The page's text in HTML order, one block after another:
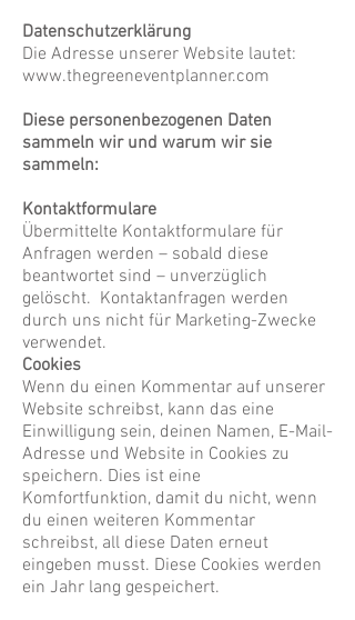
Datenschutzerklärung
Die Adresse unserer Website lautet:
www.thegreeneventplanner.com
Diese personenbezogenen Daten
sammeln wir und warum wir sie
sammeln:
Kontaktformulare
Übermittelte Kontaktformulare für
Anfragen werden – sobald diese
beantwortet sind – unverzüglich
gelöscht. Kontaktanfragen werden
durch uns nicht für Marketing-Zwecke
verwendet.
Cookies
Wenn du einen Kommentar auf unserer
Website schreibst, kann das eine
Einwilligung sein, deinen Namen, E-Mail-
Adresse und Website in Cookies zu
speichern. Dies ist eine
Komfortfunktion, damit du nicht, wenn
du einen weiteren Kommentar
schreibst, all diese Daten erneut
eingeben musst. Diese Cookies werden
ein Jahr lang gespeichert.